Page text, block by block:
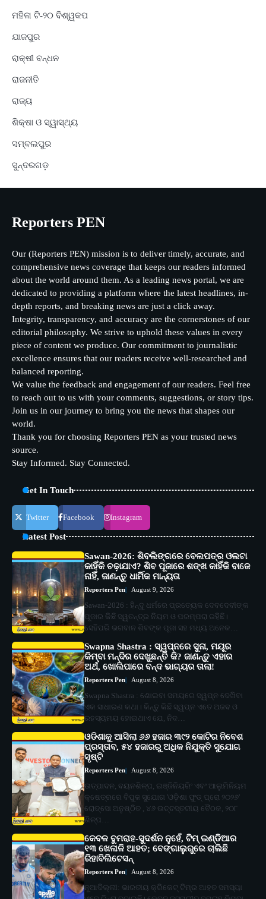
ମହିଳା ଟି-୨୦ ବିଶ୍ୱକପ
ଯାଜପୁର
ରାକ୍ଷୀ ବନ୍ଧନ
ରାଜନୀତି
ରାଜ୍ୟ
ଶିକ୍ଷା ଓ ସ୍ୱାସ୍ଥ୍ୟ
ସମ୍ବଲପୁର
ସୁନ୍ଦରଗଡ଼
Reporters PEN
Our (Reporters PEN) mission is to deliver timely, accurate, and
comprehensive news coverage that keeps our readers informed
about the world around them. As a leading news portal, we are
dedicated to providing a platform where the latest headlines, in-
depth reports, and breaking news are just a click away.
Integrity, transparency, and accuracy are the cornerstones of our
editorial philosophy. We strive to uphold these values in every
piece of content we produce. Our commitment to journalistic
excellence ensures that our readers receive well-researched and
balanced reporting.
We value the feedback and engagement of our readers. Feel free
to reach out to us with your comments, suggestions, or story tips.
Join us in our journey to bring you the news that shapes our
world.
Thank you for choosing Reporters PEN as your trusted news
source.
Stay Informed. Stay Connected.
Get In Touch
Twitter Facebook Instagram
Latest Post
Sawan-2026: ଶିବଲିଙ୍ଗରେ ବେଲପତ୍ର ଓଲଟା
କାହିଁକି ଚଢ଼ାଯାଏ? ଶିବ ପୂଜାରେ ଶଙ୍ଖ କାହିଁକି ବାଜେ
ନାହିଁ, ଜାଣନ୍ତୁ ଧାର୍ମିକ ମାନ୍ୟତା
Reporters Pen August 9, 2026
Sawan-2026 : ହିନ୍ଦୁ ଧର୍ମରେ ପ୍ରତ୍ୟେକ ଦେବଦେବୀଙ୍କ
ପୂଜାର କିଛି ସ୍ୱତନ୍ତ୍ର ନିୟମ ଓ ପରମ୍ପରା ରହିଛି।
ସେହିପରି ଭଗବାନ ଶିବଙ୍କ ପୂଜା ସହ ମଧ୍ୟ ଅନେକ…
Swapna Shastra : ସ୍ୱପ୍ନରେ ସୁନା, ମୟୂର
କିମ୍ବା ମନ୍ଦିର ଦେଖୁଛନ୍ତି କି? ଜାଣନ୍ତୁ ଏହାର
ଅର୍ଥ, ଖୋଲିପାରେ ବନ୍ଦ ଭାଗ୍ୟର ତାଲା!
Reporters Pen August 8, 2026
Swapna Shastra : ଶୋଇବା ସମୟରେ ସ୍ୱପ୍ନ ଦେଖିବା
ଏକ ସାଧାରଣ କଥା। କିନ୍ତୁ କିଛି ସ୍ୱପ୍ନ ଏତେ ଅଜବ ଓ
ରହସ୍ୟମୟ ହୋଇଥାଏ ଯେ, ନିଦ…
ଓଡିଶାକୁ ଆସିଲା ୬୬ ହଜାର ୩୯୨ କୋଟିର ନିବେଶ
ପ୍ରସ୍ତାବ, ୫୪ ହଜାରରୁ ଅଧିକ ନିଯୁକ୍ତି ସୁଯୋଗ
ସୃଷ୍ଟି
Reporters Pen August 8, 2026
ଉତ୍ପାଦନ, ବୟନଶିଳ୍ପ, ଇଞ୍ଜିନିୟରିଂ ଏବଂ ଆଲୁମିନିୟମ
କ୍ଷେତ୍ରରେ ବିପୁଳ ସୁଯୋଗ 'ଓଡ଼ିଶା ଫୁଡ୍ ପ୍ରୋ ୨୦୨୬'
ରୋଡ୍‌ସୋ ଅନୁଷ୍ଠିତ , ୪୬ ଉଚ୍ଚସ୍ତରୀୟ ବୈଠକ, ୨୦୮
ଶିଳ୍ପ…
କେବଳ ବୁମରାହ-ସୁଦର୍ଶନ ନୁହେଁ, ଟିମ୍ ଇଣ୍ଡିଆର
୧୩ ଖେଳାଳି ଆହତ; ବେଙ୍ଗାଲୁରୁରେ ଚାଲିଛି
ରିହାବିଲିଟେସନ୍‌
Reporters Pen August 8, 2026
ନୂଆଦିଲ୍ଲୀ: ଭାରତୀୟ କ୍ରିକେଟ୍‌ ଟିମ୍‌ର ଆହତ ସମସ୍ୟା